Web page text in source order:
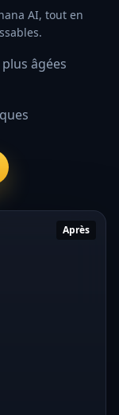
AI, tout en
âgées
Après